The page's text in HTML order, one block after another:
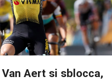
Aert si sblocca,